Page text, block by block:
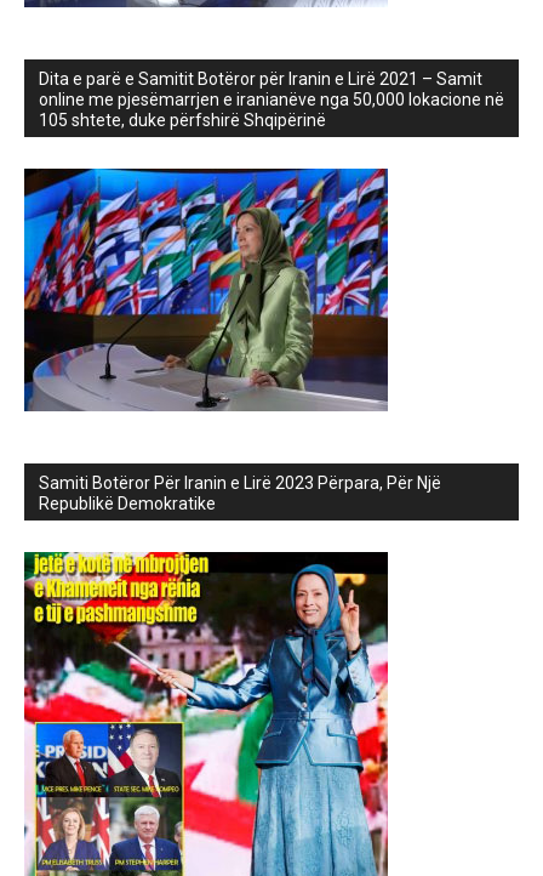
Dita e parë e Samitit Botëror për Iranin e Lirë 2021 – Samit
online me pjesëmarrjen e iranianëve nga 50,000 lokacione në
105 shtete, duke përfshirë Shqipërinë
Samiti Botëror Për Iranin e Lirë 2023 Përpara, Për Një
Republikë Demokratike